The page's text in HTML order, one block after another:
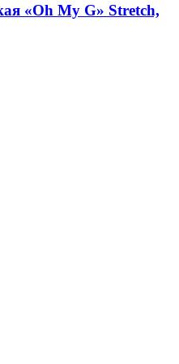
«Oh My G» Stretch,